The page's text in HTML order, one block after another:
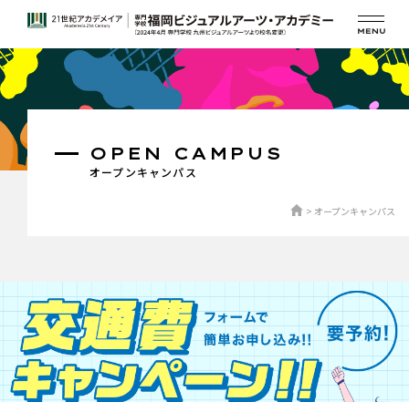
オープンキャンパス
OPEN CAMPUS
オープンキャンパス